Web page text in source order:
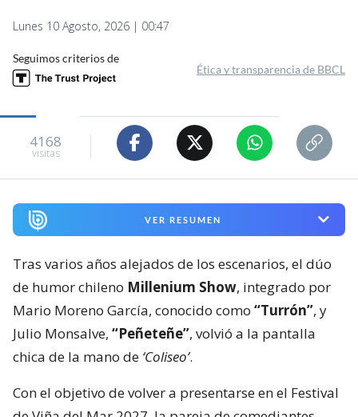
Lunes 10 Agosto, 2026 | 00:47
Seguimos criterios de
Ética y transparencia de BBCL
4168
visitas
VER RESUMEN
Tras varios años alejados de los escenarios, el dúo
de humor chileno Millenium Show, integrado por
Mario Moreno García, conocido como “Turrón”, y
Julio Monsalve, “Peñeteñe”, volvió a la pantalla
chica de la mano de ‘Coliseo’.
Con el objetivo de volver a presentarse en el Festival